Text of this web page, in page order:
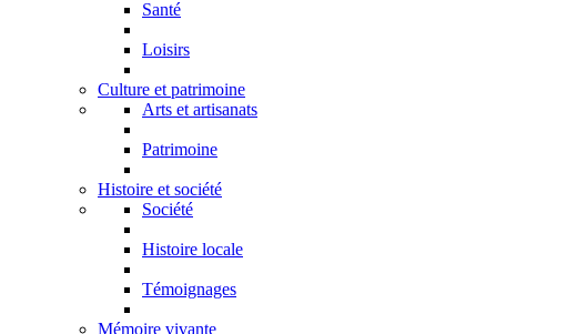
Santé
Loisirs
Culture et patrimoine
Arts et artisanats
Patrimoine
Histoire et société
Société
Histoire locale
Témoignages
Mémoire vivante